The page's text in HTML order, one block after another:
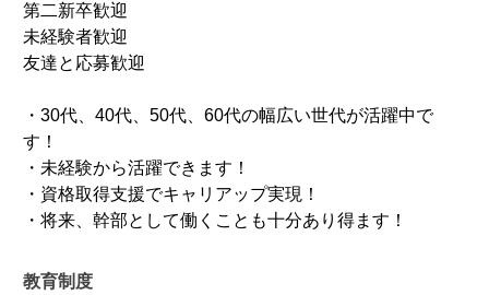
第二新卒歓迎
未経験者歓迎
友達と応募歓迎
・30代、40代、50代、60代の幅広い世代が活躍中で
す！
・未経験から活躍できます！
・資格取得支援でキャリアップ実現！
・将来、幹部として働くことも十分あり得ます！
教育制度